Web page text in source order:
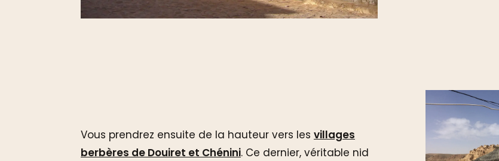
Vous prendrez ensuite de la hauteur vers les villages
berbères de Douiret et Chénini. Ce dernier, véritable nid